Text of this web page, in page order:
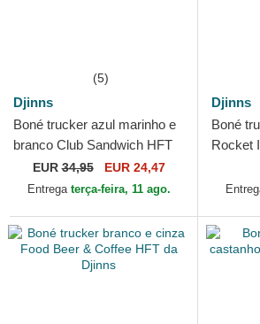
(5)
Djinns
Boné trucker azul marinho e
branco Club Sandwich HFT
Food da Djinns
EUR34,95 EUR 24,47
Entrega terça-feira, 11 ago.
Djinns
Boné
Rocket